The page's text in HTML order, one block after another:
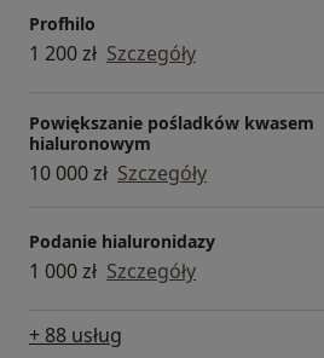
Profhilo
1 200 zł Szczegóły
Powiększanie pośladków kwasem
hialuronowym
10 000 zł Szczegóły
Podanie hialuronidazy
1 000 zł Szczegóły
+ 88 usług